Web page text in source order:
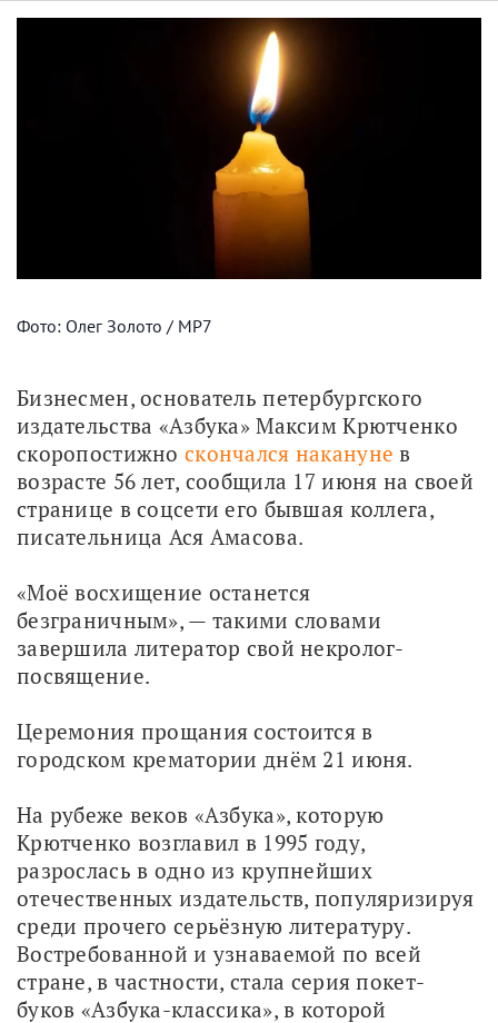
Фото: Олег Золото / МР7
Бизнесмен, основатель петербургского
издательства «Азбука» Максим Крютченко
скоропостижно скончался накануне в
возрасте 56 лет, сообщила 17 июня на своей
странице в соцсети его бывшая коллега,
писательница Ася Амасова.
«Моё восхищение останется
безграничным», — такими словами
завершила литератор свой некролог-
посвящение.
Церемония прощания состоится в
городском крематории днём 21 июня.
На рубеже веков «Азбука», которую
Крютченко возглавил в 1995 году,
разрослась в одно из крупнейших
отечественных издательств, популяризируя
среди прочего серьёзную литературу.
Востребованной и узнаваемой по всей
стране, в частности, стала серия покет-
буков «Азбука-классика», в которой